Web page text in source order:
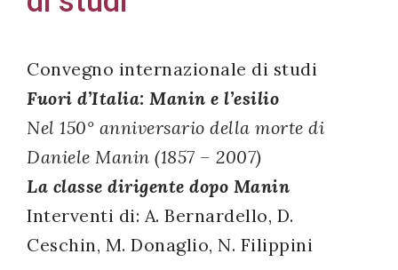
Convegno internazionale di studi
Fuori d’Italia: Manin e l’esilio
Nel 150° anniversario della morte di
Daniele Manin (1857 – 2007)
La classe dirigente dopo Manin
Interventi di: A. Bernardello, D.
Ceschin, M. Donaglio, N. Filippini
accordo
con il
decreto
legislativo
196/03
Registrazione